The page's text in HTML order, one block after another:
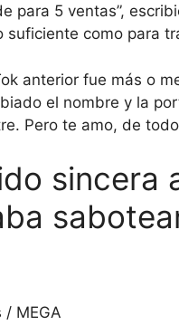
para 5 ventas”,
suficiente como para
anterior fue más o
el nombre y la
Pero te amo, de
sincera
/ MEGA